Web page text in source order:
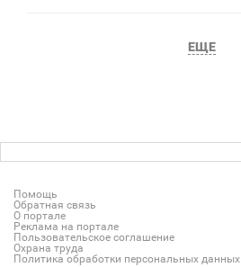
ЕЩЕ
Помощь
Обратная связь
О портале
Реклама на портале
Пользовательское соглашение
Охрана труда
Политика обработки персональных данных